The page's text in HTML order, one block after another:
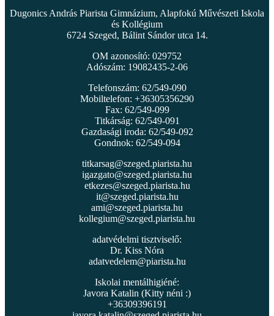
Dugonics András Piarista Gimnázium, Alapfokú Művészeti Iskola
és Kollégium
6724 Szeged, Bálint Sándor utca 14.
OM azonosító: 029752
Adószám: 19082435-2-06
Telefonszám: 62/549-090
Mobiltelefon: +36305356290
Fax: 62/549-099
Titkárság: 62/549-091
Gazdasági iroda: 62/549-092
Gondnok: 62/549-094
titkarsag@szeged.piarista.hu
igazgato@szeged.piarista.hu
etkezes@szeged.piarista.hu
it@szeged.piarista.hu
ami@szeged.piarista.hu
kollegium@szeged.piarista.hu
adatvédelmi tisztviselő:
Dr. Kiss Nóra
adatvedelem@piarista.hu
Iskolai mentálhigiéné:
Javora Katalin (Kitty néni :)
+36309396191